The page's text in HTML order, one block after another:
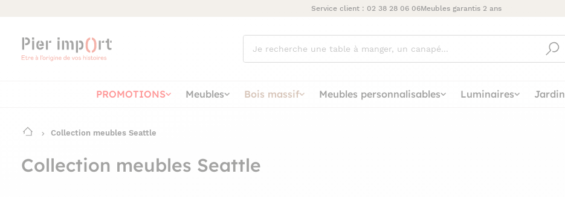
Service client : 02 38 28 06 06Meubles garantis 2 ans
cherchez
vous ?
PROMOTIONS Meubles Bois massif Meubles personnalisables Luminaires Jardin
Collection meubles Seattle
Collection meubles Seattle